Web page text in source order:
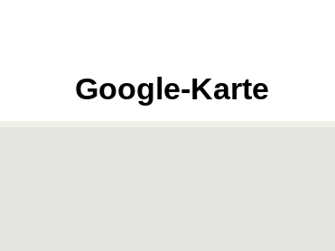
Google-Karte